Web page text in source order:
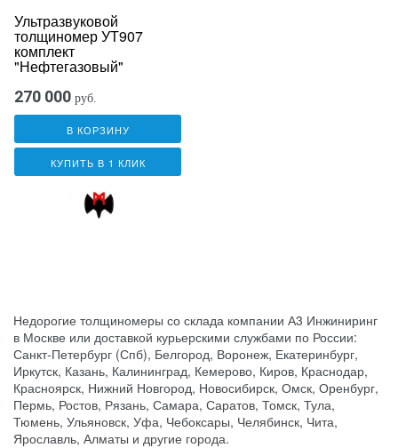
Ультразвуковой
толщиномер УТ907
комплект
"Нефтегазовый"
270 000 руб.
В КОРЗИНУ
КУПИТЬ В 1 КЛИК
Недорогие толщиномеры со склада компании А3 Инжиниринг
в Москве или доставкой курьерскими службами по России:
Санкт-Петербург (Спб), Белгород, Воронеж, Екатеринбург,
Иркутск, Казань, Калининград, Кемерово, Киров, Краснодар,
Красноярск, Нижний Новгород, Новосибирск, Омск, Оренбург,
Пермь, Ростов, Рязань, Самара, Саратов, Томск, Тула,
Тюмень, Ульяновск, Уфа, Чебоксары, Челябинск, Чита,
Ярославль, Алматы и другие города.